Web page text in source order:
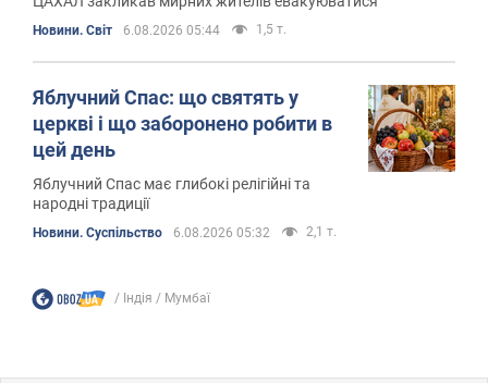
Новини. Світ 6.08.2026 05:44 1,5 т.
Яблучний Спас: що святять у
церкві і що заборонено робити в
цей день
Яблучний Спас має глибокі релігійні та
народні традиції
Новини. Суспільство 6.08.2026 05:32 2,1 т.
Індія Мумбаї